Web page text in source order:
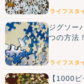
ライフスタ
ジグソー
つの方法！
ライフスタ
【1000